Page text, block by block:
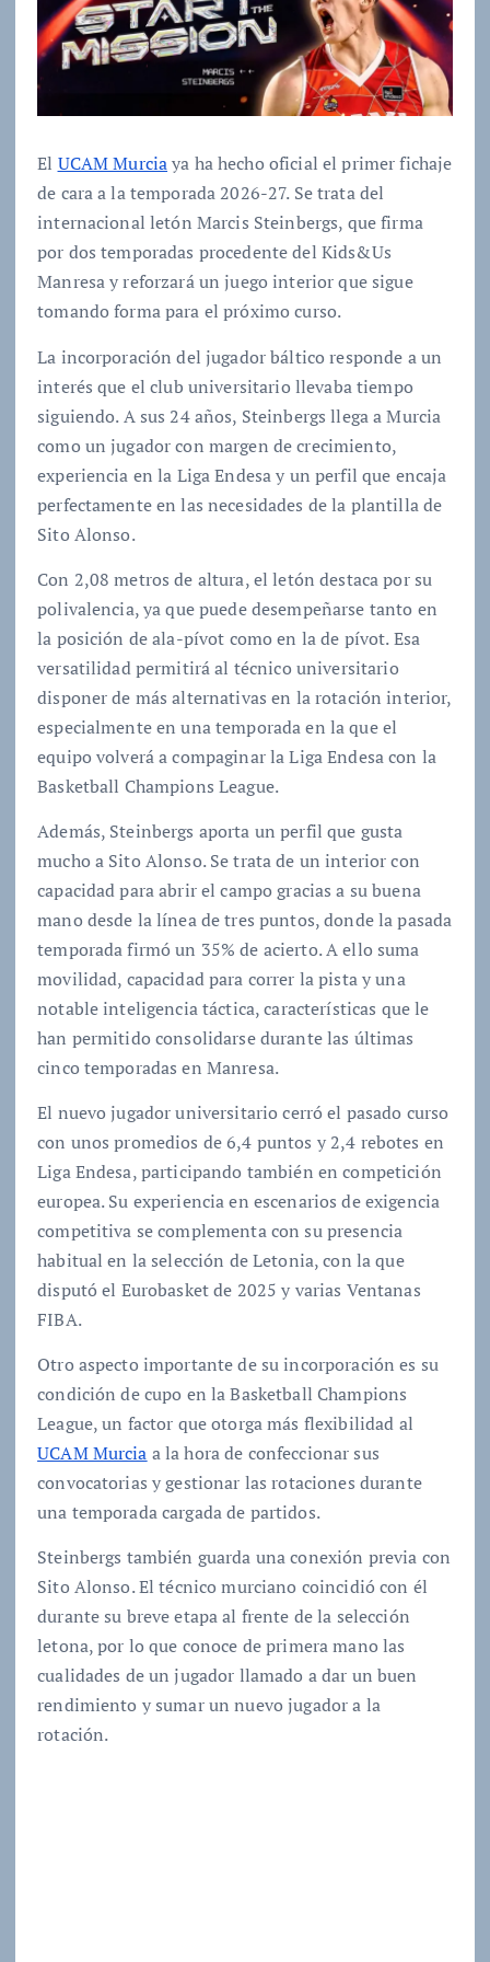
El UCAM Murciaya ha hecho oficial el primer fichaje
de cara a la temporada 2026-27. Se trata del
internacional letón Marcis Steinbergs, que firma
por dos temporadas procedente del Kids&Us
Manresa y reforzará un juego interior que sigue
tomando forma para el próximo curso.
La incorporación del jugador báltico responde a un
interés que el club universitario llevaba tiempo
siguiendo. A sus 24 años, Steinbergs llega a Murcia
como un jugador con margen de crecimiento,
experiencia en la Liga Endesa y un perfil que encaja
perfectamente en las necesidades de la plantilla de
Sito Alonso.
Con 2,08 metros de altura, el letón destaca por su
polivalencia, ya que puede desempeñarse tanto en
la posición de ala-pívot como en la de pívot. Esa
versatilidad permitirá al técnico universitario
disponer de más alternativas en la rotación interior,
especialmente en una temporada en la que el
equipo volverá a compaginar la Liga Endesa con la
Basketball Champions League.
Además, Steinbergs aporta un perfil que gusta
mucho a Sito Alonso. Se trata de un interior con
capacidad para abrir el campo gracias a su buena
mano desde la línea de tres puntos, donde la pasada
temporada firmó un 35% de acierto. A ello suma
movilidad, capacidad para correr la pista y una
notable inteligencia táctica, características que le
han permitido consolidarse durante las últimas
cinco temporadas en Manresa.
El nuevo jugador universitario cerró el pasado curso
con unos promedios de 6,4 puntos y 2,4 rebotes en
Liga Endesa, participando también en competición
europea. Su experiencia en escenarios de exigencia
competitiva se complementa con su presencia
habitual en la selección de Letonia, con la que
disputó el Eurobasket de 2025 y varias Ventanas
FIBA.
Otro aspecto importante de su incorporación es su
condición de cupo en la Basketball Champions
League, un factor que otorga más flexibilidad al
UCAM Murcia a la hora de confeccionar sus
convocatorias y gestionar las rotaciones durante
una temporada cargada de partidos.
Steinbergs también guarda una conexión previa con
Sito Alonso. El técnico murciano coincidió con él
durante su breve etapa al frente de la selección
letona, por lo que conoce de primera mano las
cualidades de un jugador llamado a dar un buen
rendimiento y sumar un nuevo jugador a la
rotación.